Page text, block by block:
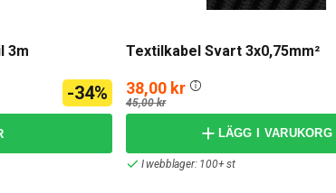
3m
-34%
Textilkabel Svart 3x0,75mm²
38,00 kr
45,00 kr
LÄGG I VARUKORG
I webblager: 100+ st